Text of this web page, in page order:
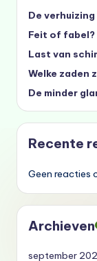
De
Feit of fabel?
Last van
Welke zaden
De minder
Recente
Geen reacties
Archieven
september